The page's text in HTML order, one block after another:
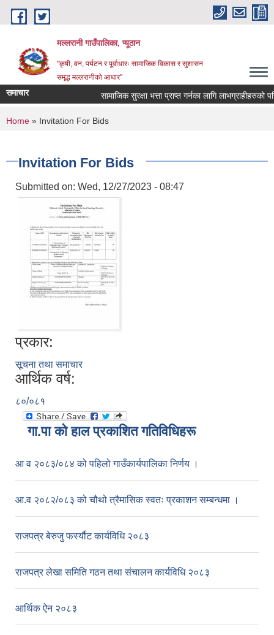
Skip to main content
मल्लरानी गाउँपालिका, प्यूठान
"कृषी, वन, पर्यटन र पूर्वाधारः सामाजिक विकास र सुशासन
समृद्ध मल्लरानीको आधार"
समाचार सामाजिक सुरक्षा भत्ता प्राप्त गर्नका लागि लाभग्राहीहरुको
You are here
Home » Invitation For Bids
Invitation For Bids
Submitted on: Wed, 12/27/2023 - 08:47
प्रकार:
सूचना तथा समाचार
आर्थिक वर्ष:
८०/०८१
गा.पा काे हाल प्रकाशित गतिविधिहरू
आ व २०८३/०८४ को पहिलो गाउँकार्यपालिका निर्णय ।
आ.व २०८२/०८३ को चौथो त्रैमासिक स्वतः प्रकाशन सम्बन्धमा ।
राजपत्र बेरुजु फर्स्यौट कार्यविधि २०८३
राजपत्र लेखा समिति गठन तथा संचालन कार्यविधि २०८३
आर्थिक ऐन २०८३